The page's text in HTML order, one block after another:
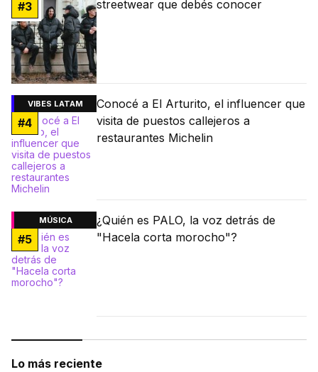
#3
streetwear que debés conocer
VIBES LATAM
#4
Conocé a El Arturito, el influencer que
visita de puestos callejeros a
restaurantes Michelin
MÚSICA
#5
¿Quién es PALO, la voz detrás de
"Hacela corta morocho"?
Lo más reciente